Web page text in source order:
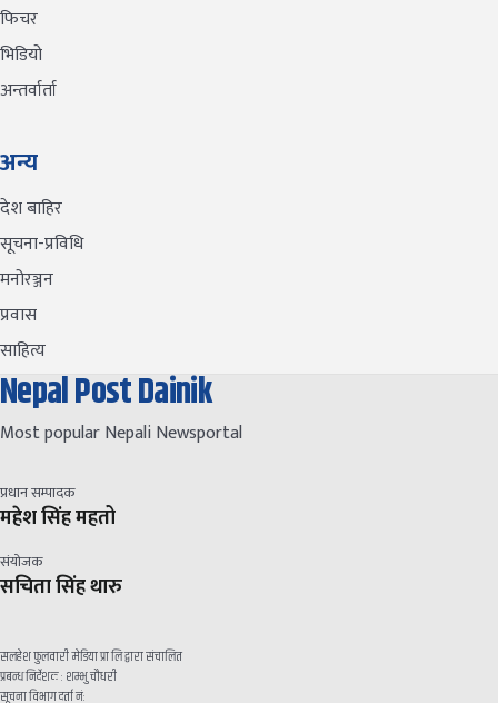
फिचर
भिडियो
अन्तर्वार्ता
अन्य
देश बाहिर
सूचना-प्रविधि
मनोरञ्जन
प्रवास
साहित्य
Nepal Post Dainik
Most popular Nepali Newsportal
प्रधान सम्पादक
महेश सिंह महतो
संयोजक
सचिता सिंह थारु
सलहेश फुलवारी मेडिया प्रा लि द्वारा संचालित
प्रबन्ध निर्देशक : शम्भु चौधरी
सूचना विभाग दर्ता नं: